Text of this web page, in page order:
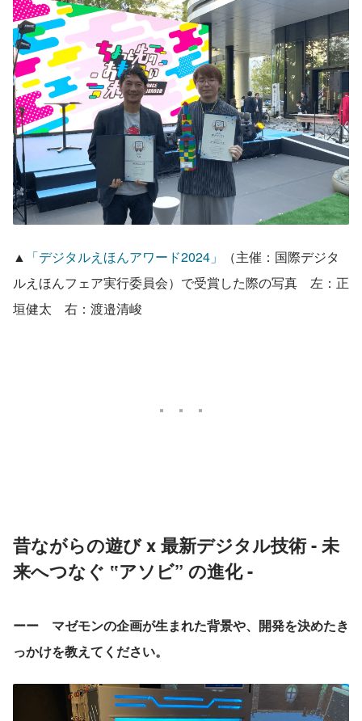
▲ 「デジタルえほんアワード2024」
（主催：国際デジタ
ルえほんフェア実行委員会）で受賞した際の写真　左：正
垣健太　右：渡邉清峻
昔ながらの遊び x 最新デジタル技術 - 未
来へつなぐ ‟アソビ” の進化 -
ーー　マゼモンの企画が生まれた背景や、開発を決めたき
っかけを教えてください。